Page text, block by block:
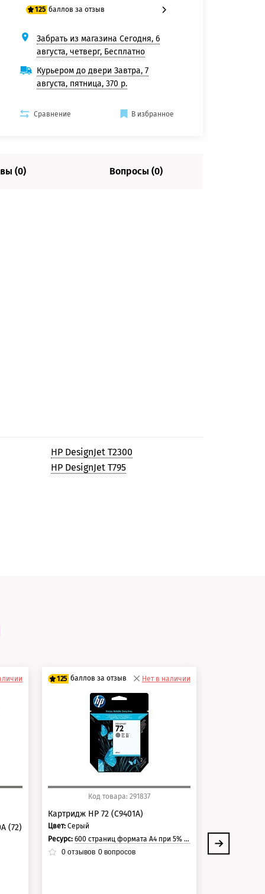
125 баллов за отзыв
100 баллов
125 баллов
Забрать из магазина Сегодня, 6
августа, четверг, Бесплатно
Курьером до двери Завтра, 7
августа, пятница, 370 р.
Сравнение В избранное
(0) Вопросы (0)
HP DesignJet T2300
HP DesignJet T795
(72)
125 баллов за отзыв
100 баллов
125 баллов
Нет в наличии
Код товара: 291837
Картридж HP 72 (C9401A)
Цвет: Серый
Ресурс: 600 страниц формата А4 при 5% заполнении страницы.
0отзывов 0вопросов
Ресурс: